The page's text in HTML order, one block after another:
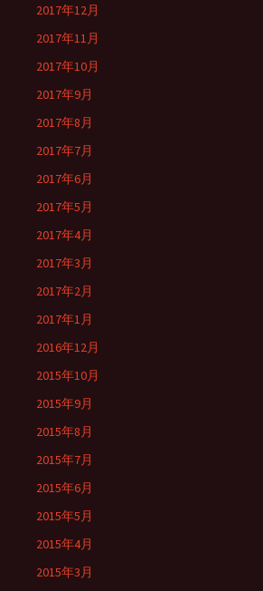
2017年12月
2017年11月
2017年10月
2017年9月
2017年8月
2017年7月
2017年6月
2017年5月
2017年4月
2017年3月
2017年2月
2017年1月
2016年12月
2015年10月
2015年9月
2015年8月
2015年7月
2015年6月
2015年5月
2015年4月
2015年3月